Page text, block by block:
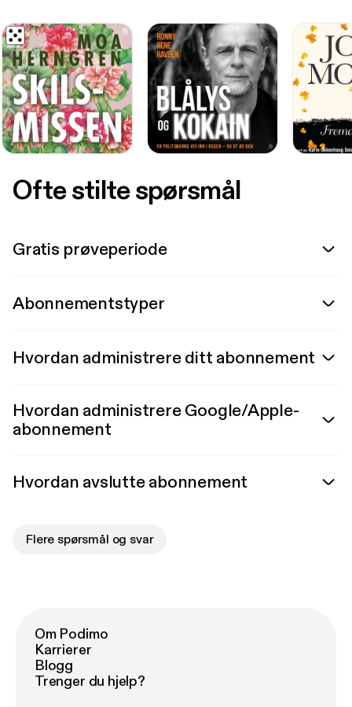
Ofte stilte spørsmål
Gratis prøveperiode
Abonnementstyper
Hvordan administrere ditt abonnement
Hvordan administrere Google/Apple-
abonnement
Hvordan avslutte abonnement
Flere spørsmål og svar
Om Podimo
Karrierer
Blogg
Trenger du hjelp?